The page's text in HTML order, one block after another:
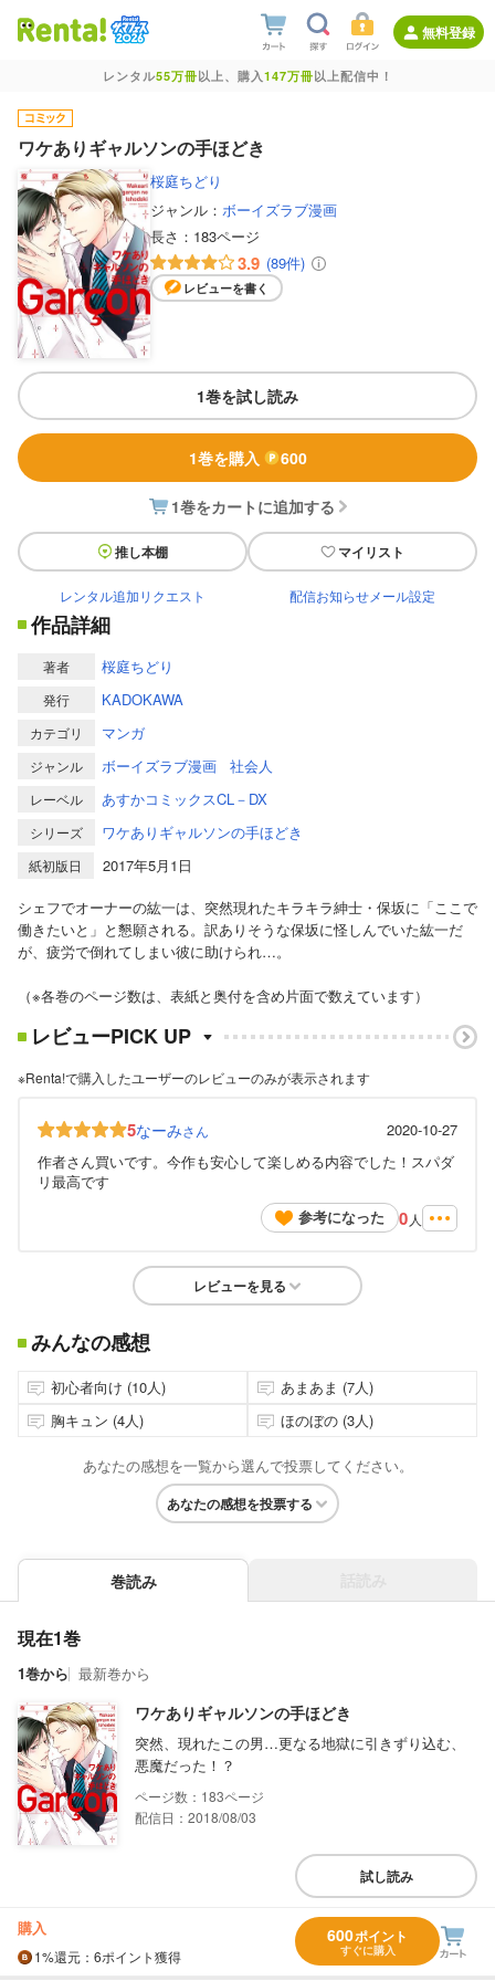
無料登録
レンタル55万冊以上、購入147万冊以上配信中！
ワケありギャルソンの手ほどき
桜庭ちどり
ジャンル： ボーイズラブ漫画
長さ： 183ページ
3.9 (89件)
レビューを書く
1巻を試し読み
1巻を購入 600
1巻をカートに追加する
推し本棚 マイリスト
レンタル追加リクエスト 配信お知らせメール設定
作品詳細
著者 桜庭ちどり
発行 KADOKAWA
カテゴリ マンガ
ジャンル ボーイズラブ漫画 社会人
レーベル あすかコミックスCL－DX
シリーズ ワケありギャルソンの手ほどき
紙初版日
2017年5月1日
シェフでオーナーの紘一は、突然現れたキラキラ紳士・保坂に「ここで
働きたいと」と懇願される。訳ありそうな保坂に怪しんでいた紘一だ
が、疲労で倒れてしまい彼に助けられ…。
（※各巻のページ数は、表紙と奥付を含め片面で数えています）
レビューPICK UP
※Renta!で購入したユーザーのレビューのみが表示されます
5なーみさん
2020-10-27
作者さん買いです。今作も安心して楽しめる内容でした！スパダ
リ最高です
参考になった
0 人
レビューを見る
みんなの感想
初心者向け (10人)
あまあま (7人)
胸キュン (4人)
ほのぼの (3人)
あなたの感想を一覧から選んで投票してください。
あなたの感想を投票する
巻読み
現在1巻
1巻から 最新巻から
ワケありギャルソンの手ほどき
突然、現れたこの男…更なる地獄に引きずり込む、
悪魔だった！？
183
配信日：2018/08/03
試し読み
購入
1%還元 ：6ポイント獲得
600ポイント
すぐに購入